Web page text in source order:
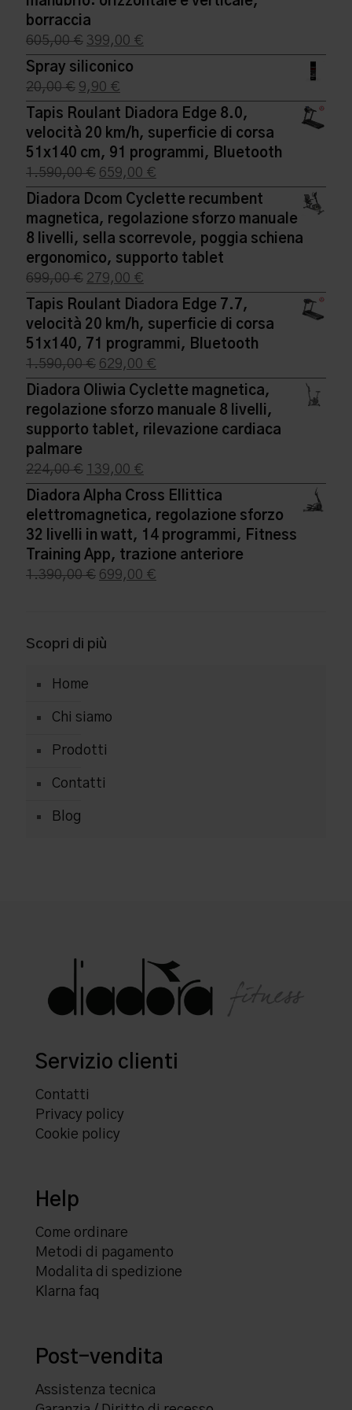
19,90 €.
borraccia
605,00€ Il
prezzo
originale
era:
605,00 €.
399,00 €
prezzo
è:
399,00 €.
Spray siliconico
20,00€ Il
prezzo
originale
era:
20,00 €.
9,90 €
prezzo
attuale
è:
9,90 €.
Tapis Roulant Diadora Edge 8.0,
velocità 20 km/h, superficie di corsa
51x140 cm, 91 programmi, Bluetooth
1.590,00€ Il
prezzo
originale
era:
1.590,00 €.
659,00 €
prezzo
attuale
è:
659,00 €.
Diadora Dcom Cyclette recumbent
magnetica, regolazione sforzo manuale
8 livelli, sella scorrevole, poggia schiena
ergonomico, supporto tablet
699,00€ Il
prezzo
originale
era:
699,00 €.
279,00 €
prezzo
attuale
è:
279,00 €.
Tapis Roulant Diadora Edge 7.7,
velocità 20 km/h, superficie di corsa
51x140, 71 programmi, Bluetooth
1.590,00€ Il
prezzo
originale
era:
629,00 €
prezzo
attuale
è:
Diadora Oliwia Cyclette magnetica,
regolazione sforzo manuale 8 livelli,
supporto tablet, rilevazione cardiaca
palmare
224,00€ Il
prezzo
originale
era:
224,00 €.
139,00 €
prezzo
attuale
è:
139,00 €.
Diadora Alpha Cross Ellittica
elettromagnetica, regolazione sforzo
32 livelli in watt, 14 programmi, Fitness
Training App, trazione anteriore
1.390,00€ Il
era:
1.390,00 €.
699,00 €
Scopri di più
Home
Chi siamo
Prodotti
Contatti
Blog
Servizio clienti
Contatti
Privacy policy
Cookie policy
Help
Come ordinare
Metodi di pagamento
Modalita di spedizione
Klarna faq
Post-vendita
Assistenza tecnica